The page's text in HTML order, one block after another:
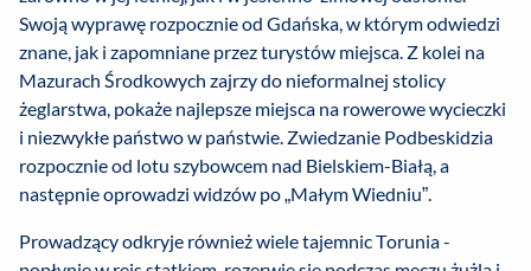
Swoją wyprawę rozpocznie od Gdańska, w którym odwiedzi
znane, jak i zapomniane przez turystów miejsca. Z kolei na
Mazurach Środkowych zajrzy do nieformalnej stolicy
żeglarstwa, pokaże najlepsze miejsca na rowerowe wycieczki
i niezwykłe państwo w państwie. Zwiedzanie Podbeskidzia
rozpocznie od lotu szybowcem nad Bielskiem-Białą, a
następnie oprowadzi widzów po „Małym Wiedniu”.
Prowadzący odkryje również wiele tajemnic Torunia -